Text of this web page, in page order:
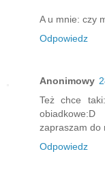
A u mnie: czy
Odpowiedz
Anonimowy
Też chce
obiadkowe:D
zapraszam do
Odpowiedz